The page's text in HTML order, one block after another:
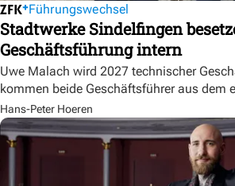
Führungswechsel
Stadtwerke Sindelfingen
Geschäftsführung intern
Uwe Malach wird 2027 technischer
kommen beide Geschäftsführer aus dem
Hans-Peter Hoeren